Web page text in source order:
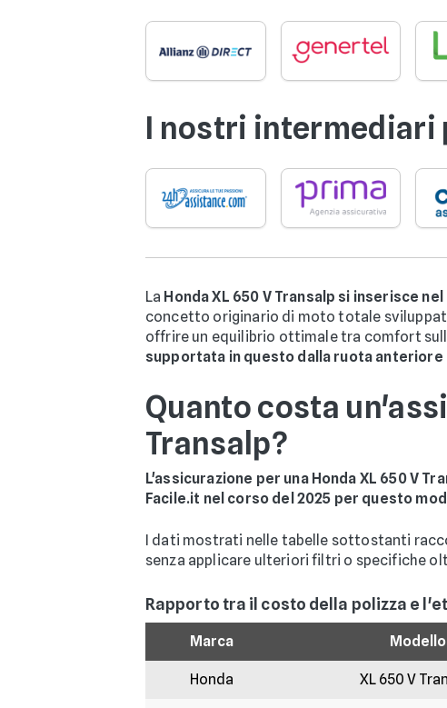
I nostri intermediari
La Honda XL 650 V Transalp si inserisce
concetto originario di moto totale
offrire un equilibrio ottimale tra comfort
supportata in questo dalla ruota anteriore
Quanto costa
Transalp?
L'assicurazione per una Honda XL 650 V
Facile.it nel corso del 2025 per questo
I dati mostrati nelle tabelle sottostanti
senza applicare ulteriori filtri o specifiche
Rapporto tra il costo della polizza e
Marca Modello
Honda XL 650 V